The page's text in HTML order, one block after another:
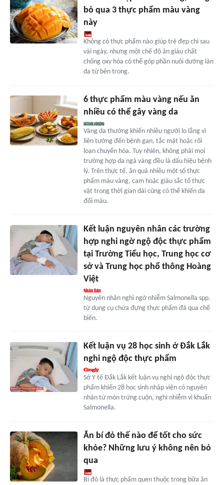
bỏ qua 3 thực phẩm màu vàng
này
Không có thực phẩm nào giúp trẻ đẹp chỉ sau
vài ngày, nhưng một chế độ ăn giàu chất
chống oxy hóa có thể góp phần nuôi dưỡng làn
da từ bên trong.
6 thực phẩm màu vàng nếu ăn
nhiều có thể gây vàng da
Vàng da thường khiến nhiều người lo lắng vì
liên tưởng đến bệnh gan, tắc mật hoặc rối
loạn chuyển hóa. Tuy nhiên, không phải mọi
trường hợp da ngả vàng đều là dấu hiệu bệnh
lý. Trên thực tế, ăn quá nhiều một số thực
phẩm màu vàng, cam hoặc giàu sắc tố thực
vật trong thời gian dài cũng có thể khiến da
đổi màu.
Kết luận nguyên nhân các trường
hợp nghi ngờ ngộ độc thực phẩm
tại Trường Tiểu học, Trung học cơ
sở và Trung học phổ thông Hoàng
Việt
Nguyên nhân nghi ngờ nhiễm Salmonella spp.
từ dụng cụ chứa đựng thực phẩm đã qua chế
biến.
Kết luận vụ 28 học sinh ở Đắk Lắk
nghi ngộ độc thực phẩm
Sở Y tế Đắk Lắk kết luận vụ nghi ngộ độc thực
phẩm khiến 28 học sinh nhập viện có nguyên
nhân từ món trứng cuộn, nghi nhiễm vi khuẩn
Salmonella.
Ăn bí đỏ thế nào để tốt cho sức
khỏe? Những lưu ý không nên bỏ
qua
Bí đỏ là thực phẩm quen thuộc trong bữa ăn